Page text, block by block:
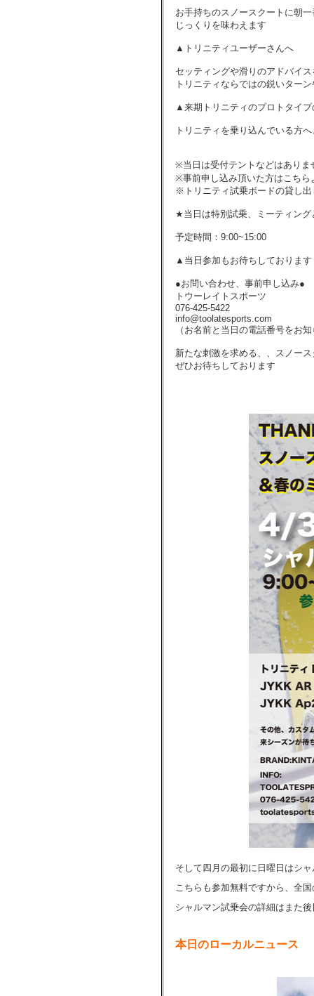
お手持ちのスノースクートに朝
じっくりを味わえます
▲トリニティユーザーさんへ
セッティングや滑りのアドバイ
トリニティならではの鋭いター
▲来期トリニティのプロトタイプ
トリニティを乗り込んでいる方
※当日は受付テントなどはありま
※事前申し込み頂いた方はこちら
※トリニティ試乗ボードの貸し
★当日は特別試乗、ミーティング
予定時間：9:00~15:00
▲当日参加もお待ちしておりま
●お問い合わせ、事前申し込み●
トウーレイトスポーツ
076-425-5422
info@toolatesports.com
（お名前と当日の電話番号をお
新たな刺激を求める、、スノー
ぜひお待ちしております
そして四月の最初に日曜日はシ
こちらも参加無料ですから、全
シャルマン試乗会の詳細はまた後
本日のローカルニュース